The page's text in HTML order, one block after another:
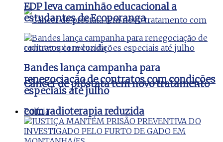
Câncer de próstata tem novo tratamento
com radioterapia reduzida
EDP leva caminhão educacional a
estudantes de Ecoporanga
Bandes lança campanha para
renegociação de contratos com condições
especiais até julho
Polícia